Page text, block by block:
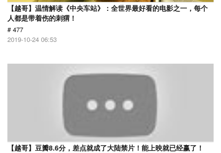
【越哥】温情解读《中央车站》：全世界最好看的电影之一，每个
人都是带着伤的刺猬！
# 477
2019-10-24 06:53
【越哥】豆瓣8.6分，差点就成了大陆禁片！能上映就已经赢了！